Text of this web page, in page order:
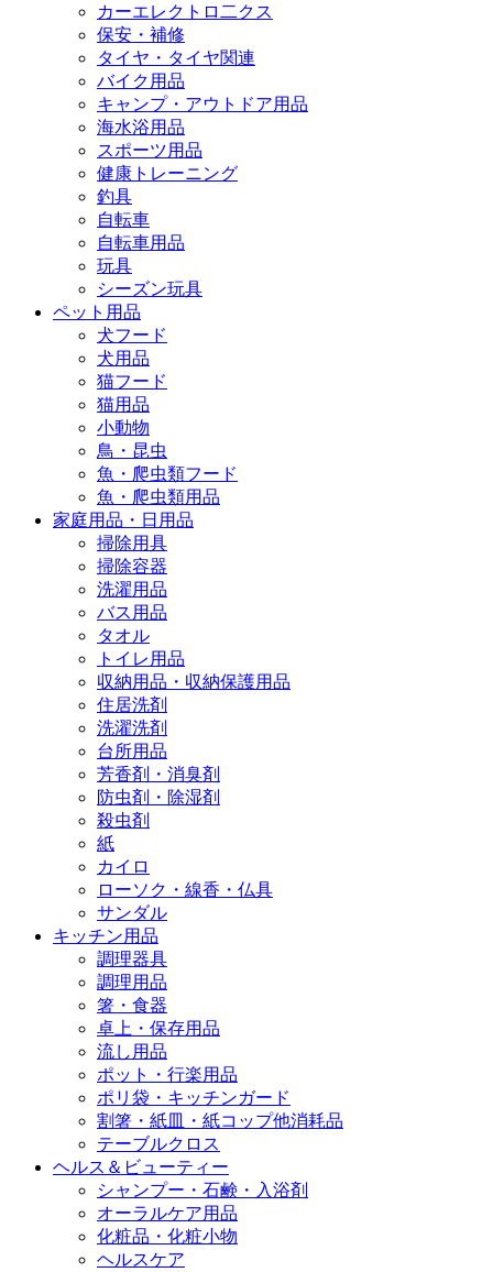
カーエレクトロ二クス
保安・補修
タイヤ・タイヤ関連
バイク用品
キャンプ・アウトドア用品
海水浴用品
スポーツ用品
健康トレーニング
釣具
自転車
自転車用品
玩具
シーズン玩具
ペット用品
犬フード
犬用品
猫フード
猫用品
小動物
鳥・昆虫
魚・爬虫類フード
魚・爬虫類用品
家庭用品・日用品
掃除用具
掃除容器
洗濯用品
バス用品
タオル
トイレ用品
収納用品・収納保護用品
住居洗剤
洗濯洗剤
台所用品
芳香剤・消臭剤
防虫剤・除湿剤
殺虫剤
紙
カイロ
ローソク・線香・仏具
サンダル
キッチン用品
調理器具
調理用品
箸・食器
卓上・保存用品
流し用品
ポット・行楽用品
ポリ袋・キッチンガード
割箸・紙皿・紙コップ他消耗品
テーブルクロス
ヘルス＆ビューティー
シャンプー・石鹸・入浴剤
オーラルケア用品
化粧品・化粧小物
ヘルスケア